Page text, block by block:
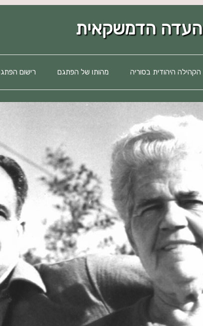
לדלג
הקהילה היהודית בסוריה
סקירה היסטורית
תמורות תרבותיות
תמורות חברתיות
מהותו של הפתגם רישום